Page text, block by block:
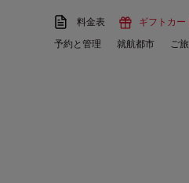
料金表 ギフトカー
予約と管理 就航都市 ご